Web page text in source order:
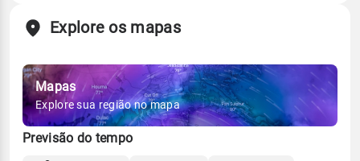
Explore os mapas
Mapas
Explore sua região no mapa
Previsão do tempo